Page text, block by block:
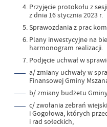
Przyjęcie protokołu z
z dnia 16 stycznia 2023 r.
Sprawozdania z prac
Plany inwestycyjne na
harmonogram realizacji.
Podjęcie uchwał w
a/ zmiany uchwały w
Finansowej Gminy
b/ zmiany budżetu
c/ zwołania zebrań
i Gogołowa, których
i rad sołeckich,